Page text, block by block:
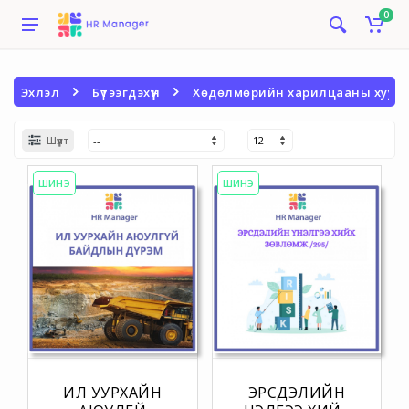
0
Эхлэл Бүтээгдэхүүн Хөдөлмөрийн харилцааны хууль
Шүүлт
ШИНЭ
ИЛ УУРХАЙН
ШИНЭ
ЭРСДЭЛИЙН